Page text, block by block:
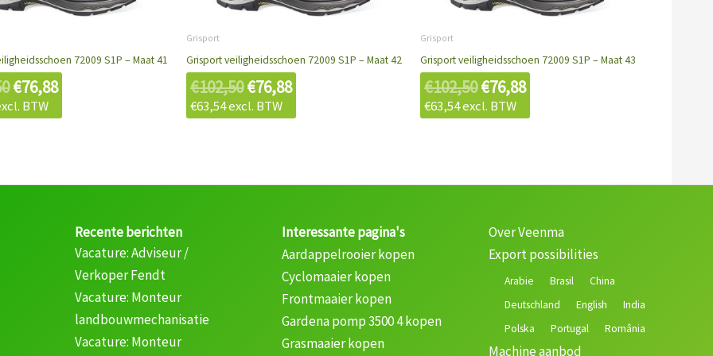
72009 S1P – Maat 41
€76,88
BTW
Grisport
Grisport veiligheidsschoen 72009 S1P – Maat 42
€102,50€76,88
€63,54excl. BTW
Grisport
Grisport veiligheidsschoen 72009 S1P – Maat 43
€102,50€76,88
€63,54excl. BTW
Recente berichten
Vacature: Adviseur /
Verkoper Fendt
Vacature: Monteur
landbouwmechanisatie
Vacature: Monteur
Interessante pagina's
Aardappelrooier kopen
Cyclomaaier kopen
Frontmaaier kopen
Gardena pomp 3500 4 kopen
Grasmaaier kopen
Over Veenma
Export possibilities
Arabie Brasil
China
Deutschland
English
India
Polska
Portugal România
Machine aanbod